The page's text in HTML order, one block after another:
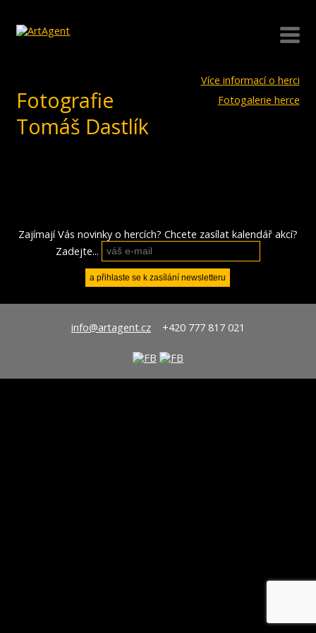
Více informací o herci
Fotogalerie herce
Fotografie
Tomáš Dastlík
Zajímají Vás novinky o hercích? Chcete zasílat kalendář akcí?
Zadejte...
info@artagent.cz+420 777 817 021